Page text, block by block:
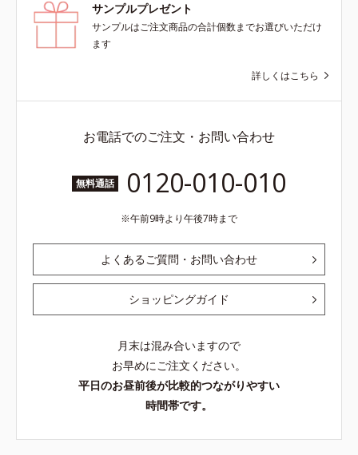
サンプルプレゼント
サンプルはご注文商品の合計個数までお選びいただけ
ます
詳しくはこちら
お電話でのご注文・お問い合わせ
無料通話 0120-010-010
午前9時より午後7時まで
よくあるご質問・お問い合わせ
ショッピングガイド
月末は混み合いますので
お早めにご注文ください。
平日のお昼前後が比較的つながりやすい
時間帯です。